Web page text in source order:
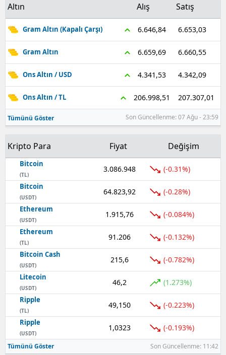
Altın Alış Satış
Gram Altın (Kapalı Çarşı) 6.646,84 6.653,03
Gram Altın 6.659,69 6.660,55
Ons Altın / USD 4.341,53 4.342,09
Ons Altın / TL 206.998,51 207.307,01
Tümünü Göster Son Güncellenme: 07 Ağu - 23:59
Kripto Para Fiyat Değişim
Bitcoin
(TL)
3.086.948 (-0.31%)
Bitcoin
(USDT)
64.823,92 (-0.28%)
Ethereum
(USDT)
1.915,76 (-0.084%)
Ethereum
(TL)
91.206 (-0.132%)
Bitcoin Cash
(USDT)
215,6 (-0.782%)
Litecoin
(USDT)
46,2 (1.273%)
Ripple
(TL)
49,150 (-0.223%)
Ripple
(USDT)
1,0323 (-0.193%)
Tümünü Göster Son Güncellenme: 11:42